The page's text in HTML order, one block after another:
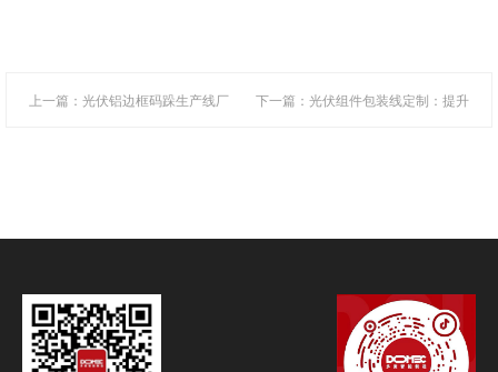
上一篇：光伏铝边框码跺生产线厂 下一篇：光伏组件包装线定制：提升